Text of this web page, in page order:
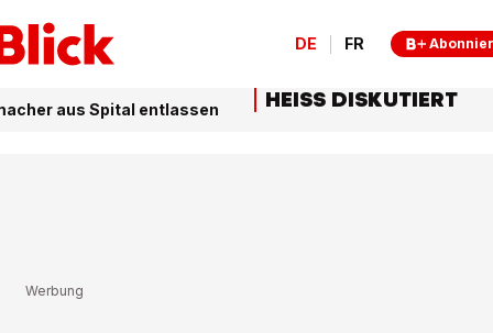
DE FR
aus Spital entlassen HEISS DISKUTIERT